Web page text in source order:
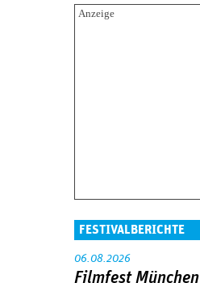
FESTIVALBERICHTE
06.08.2026
Filmfest